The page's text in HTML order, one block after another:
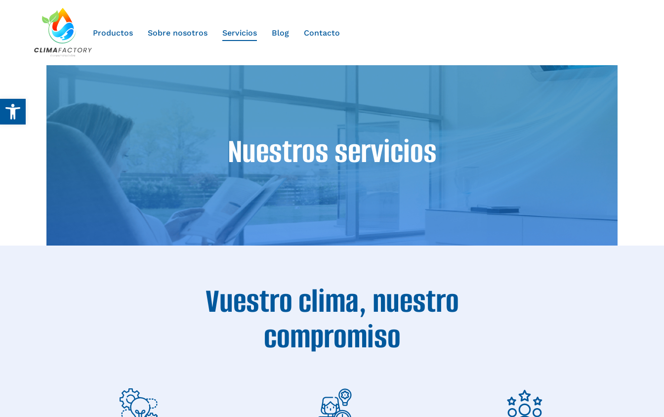
Productos Sobre nosotros Servicios Blog Contacto
Nuestros servicios
Vuestro clima, nuestro
compromiso
Abrir barra de herramientas